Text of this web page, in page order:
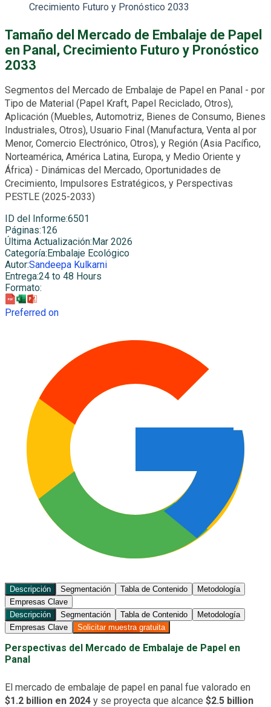
Crecimiento Futuro y Pronóstico 2033
Tamaño del Mercado de Embalaje de Papel
en Panal, Crecimiento Futuro y Pronóstico
2033
Segmentos del Mercado de Embalaje de Papel en Panal - por
Tipo de Material (Papel Kraft, Papel Reciclado, Otros),
Aplicación (Muebles, Automotriz, Bienes de Consumo, Bienes
Industriales, Otros), Usuario Final (Manufactura, Venta al por
Menor, Comercio Electrónico, Otros), y Región (Asia Pacífico,
Norteamérica, América Latina, Europa, y Medio Oriente y
África) - Dinámicas del Mercado, Oportunidades de
Crecimiento, Impulsores Estratégicos, y Perspectivas
PESTLE (2025-2033)
ID del Informe:6501
Páginas:126
Última Actualización: Mar 2026
Categoría: Embalaje Ecológico
Autor:Sandeepa Kulkarni
Entrega:24 to 48 Hours
Formato:
Preferred on
Descripción Segmentación Tabla de Contenido
Metodología
Empresas Clave
Descripción
Segmentación Tabla de Contenido
Metodología
Empresas Clave
Solicitar muestra gratuita
Perspectivas del Mercado de Embalaje de Papel en
Panal
El mercado de embalaje de papel en panal fue valorado en
$1.2 billion en 2024 y se proyecta que alcance $2.5 billion